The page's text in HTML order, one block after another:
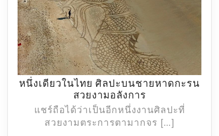
หนึ่งเดียวในไทย ศิลปะบนชายหาดกะรน
สวยงามอลังการ
เดียว
ใน
ไทย
แชร์ถือได้ว่าเป็นอีกหนึ่งงานศิลปะที่
สวยงามตระการตามากจร […]